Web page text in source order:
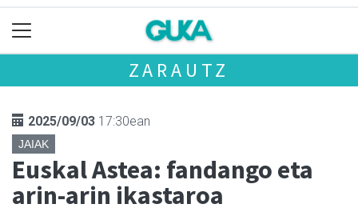
ZARAUTZ
2025/09/03 17:30ean
JAIAK
Euskal Astea: fandango eta
arin-arin ikastaroa